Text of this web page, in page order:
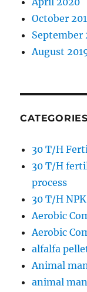
October
September
August
CATEGORIES
30 T/H
30 T/H
process
30 T/H
Aerobic
Aerobic
alfalfa
Animal
animal